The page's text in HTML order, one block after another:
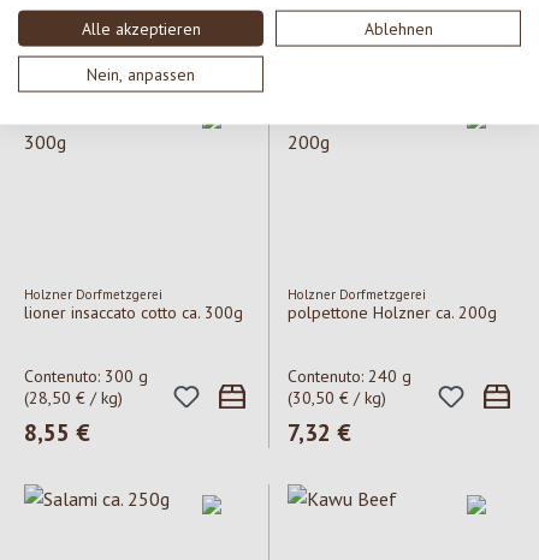
Alle akzeptieren Ablehnen
Nein, anpassen
(67,50 € / kg)
Prezzo normale:
5,40 €
(59,90 € / kg)
Prezzo normale:
5,99 €
Holzner Dorfmetzgerei
lioner insaccato cotto ca. 300g
Contenuto: 300 g
(28,50 € / kg)
Prezzo normale:
8,55 €
Holzner Dorfmetzgerei
polpettone Holzner ca. 200g
Contenuto: 240 g
(30,50 € / kg)
Prezzo normale:
7,32 €